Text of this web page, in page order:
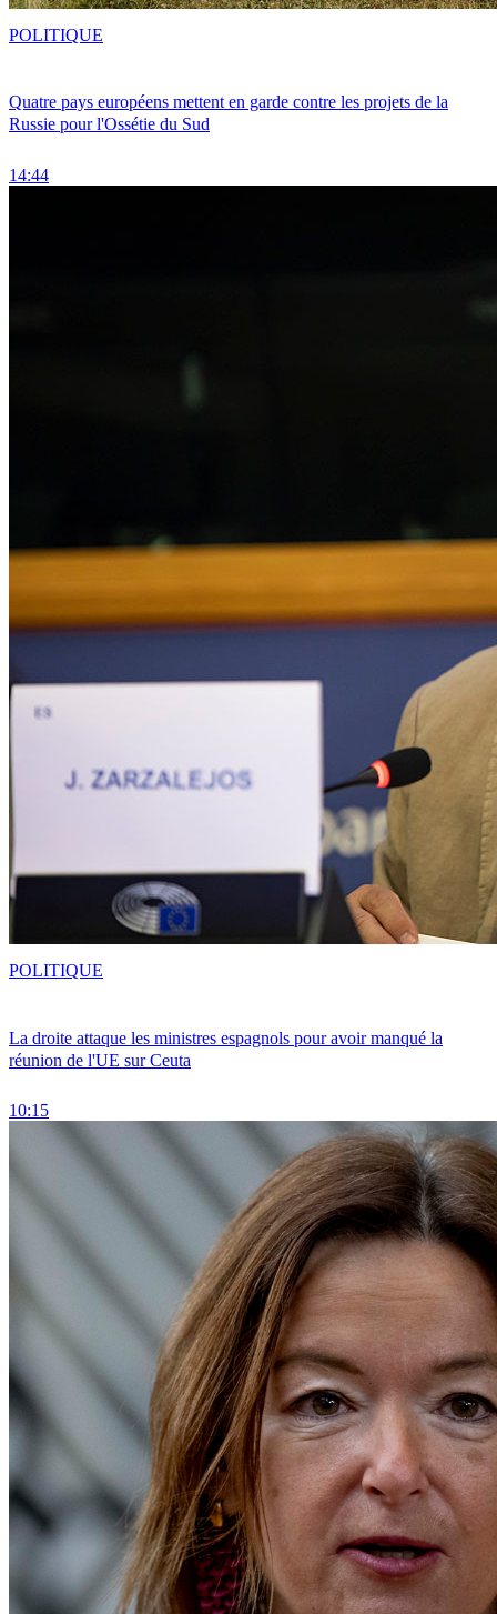
Quatre pays européens mettent en garde contre les projets de la
Russie pour l'Ossétie du Sud
14:44
POLITIQUE
La droite attaque les ministres espagnols pour avoir manqué la
réunion de l'UE sur Ceuta
10:15
POLITIQUE